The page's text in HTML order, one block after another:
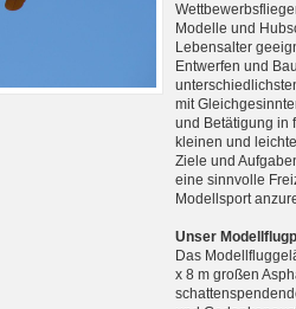
Modelle und
Lebensalter
Entwerfen und
mit
und Betätigung in
kleinen und
Ziele und
eine sinnvolle
Modellsport
Unser
Das
x 8 m großen